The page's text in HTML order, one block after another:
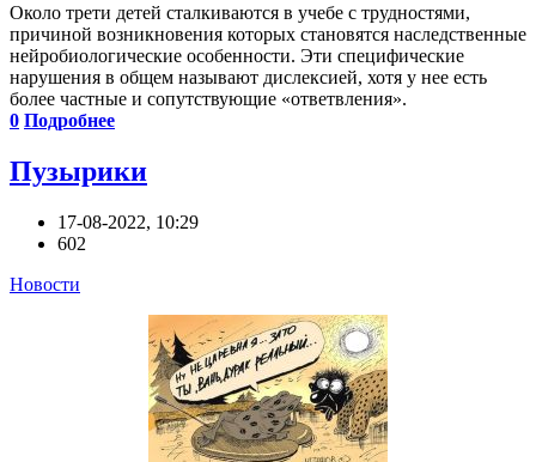
Около трети детей сталкиваются в учебе с трудностями,
причиной возникновения которых становятся наследственные
нейробиологические особенности. Эти специфические
нарушения в общем называют дислексией, хотя у нее есть
более частные и сопутствующие «ответвления».
0 Подробнее
Пузырики
17-08-2022, 10:29
602
Новости